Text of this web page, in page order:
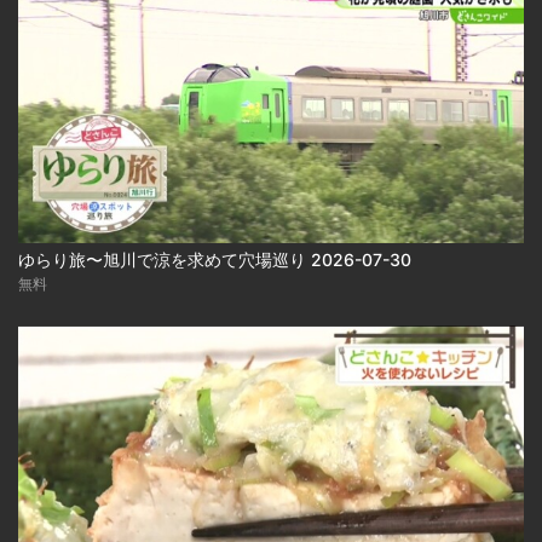
ゆらり旅〜旭川で涼を求めて穴場巡り 2026-07-30
無料